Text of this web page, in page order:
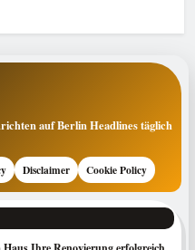
auf Berlin Headlines täglich
Disclaimer Cookie Policy